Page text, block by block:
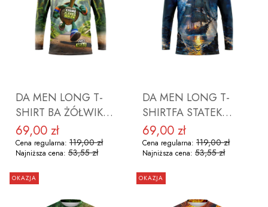
DO KOSZYKA DO KOSZYKA
DA MEN LONG T-
SHIRT BA ŻÓŁWIK
Cena promocyjna
69,00 zł
Cena regularna: 119,00 zł
Najniższa cena: 53,55 zł
DA MEN LONG T-
SHIRTFA STATEK
Cena promocyjna
69,00 zł
Cena regularna: 119,00 zł
Najniższa cena: 53,55 zł
OKAZJA OKAZJA